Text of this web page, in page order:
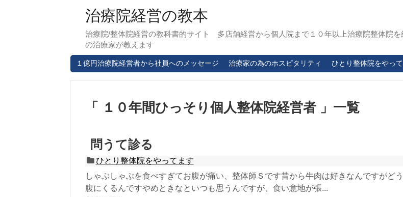
治療院経営の教本
治療院/整体院経営の教科書的サイト 多店舗経営から個人院まで１０年以上治療院整体院を
の治療家が教えます
１億円治療院経営者から社員へのメッセージ 治療家の為のホスピタリティ ひとり整体院をやっ
１０年間ひっそり個人整体院経営者 一覧
問うて診る
ひとり整体院をやってます
しゃぶしゃぶを食べすぎてお腹が痛い、整体師Ｓです昔から牛肉は好きなんですがど
腹にくるんですやめときなといつも思うんですが、食い意地が張...